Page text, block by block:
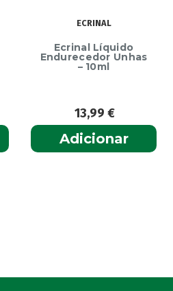
ECRINAL
Ecrinal Líquido
Endurecedor Unhas
– 10ml
13,99€
Adicionar